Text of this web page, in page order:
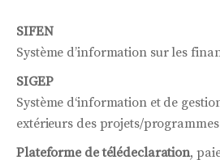
SIFEN
Système d’information sur les
SIGEP
Système d‘information et de
extérieurs des projets/programmes
Plateforme de télédeclaration,